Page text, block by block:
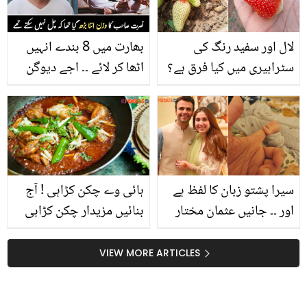
بھارت میں 8 بندے انہیں
اٹھا کر لائے ۔۔ اجے دیوگن
وزن کا ایسا کون سا واقعہ
سنایا جو سب کو رُلا گیا؟
لال اور سفید رنگ کی
سٹرابیری میں کیا فرق ہے؟
شوق سے کھا رہے ہیں تو
اس پھل سے جُڑی یہ
معلومات ضرور جان لیں
ہائی وے چکن کڑاہی ! آج
بنائیں مزیدار چکن کڑاہی
انداز میں، باہر والا خاص
ذائقہ اب آپ کے دسترخواں
سیرا پشتو زبان کا لفظ ہے
اور ۔۔ جانیں عثمان مختار
کے کیا خوبصورت معنیٰ بتا
دیے؟
VIEW MORE ARTICLES